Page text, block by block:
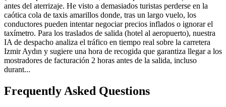
antes del aterrizaje. He visto a demasiados turistas perderse en la
caótica cola de taxis amarillos donde, tras un largo vuelo, los
conductores pueden intentar negociar precios inflados o ignorar el
taxímetro. Para los traslados de salida (hotel al aeropuerto), nuestra
IA de despacho analiza el tráfico en tiempo real sobre la carretera
Izmir Aydın y sugiere una hora de recogida que garantiza llegar a los
mostradores de facturación 2 horas antes de la salida, incluso
durant...
Frequently Asked Questions